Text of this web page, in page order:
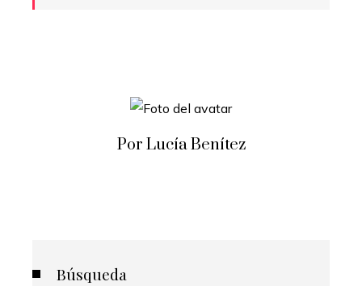
Por Lucía Benítez
Búsqueda